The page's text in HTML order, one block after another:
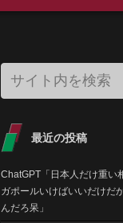
最近の投稿
ChatGPT「日本人だけ重い
ガポールいけばいいだけだ
んだろ呆」